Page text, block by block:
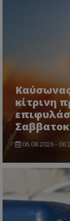
κίτρινη
06.08.2026 -